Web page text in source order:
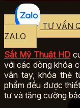
TƯ VẤN
ZALO
Sắt Mỹ Thuật HD
với các dòng khóa
vân tay, khóa thẻ
phẩm đều được
tư và tăng cường